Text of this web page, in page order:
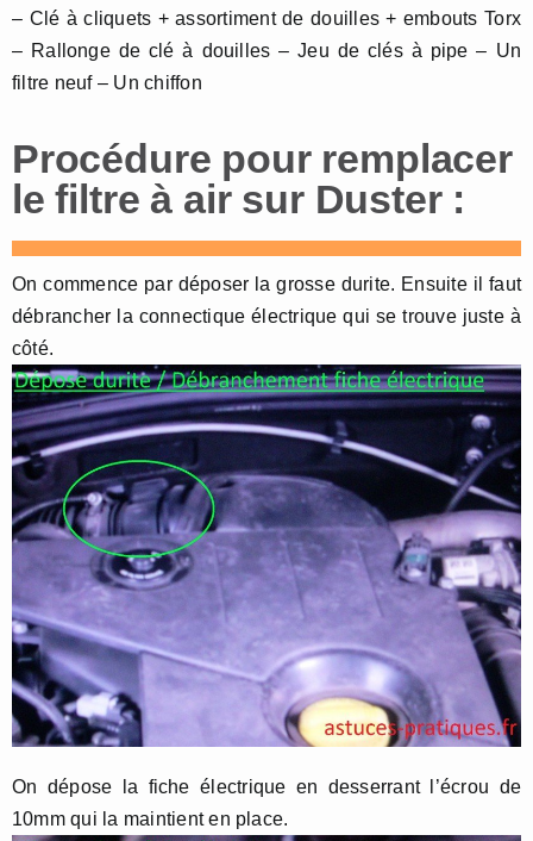
– Clé à cliquets + assortiment de douilles + embouts Torx
– Rallonge de clé à douilles – Jeu de clés à pipe – Un
filtre neuf – Un chiffon
Procédure pour remplacer
le filtre à air sur Duster :
On commence par déposer la grosse durite. Ensuite il faut
débrancher la connectique électrique qui se trouve juste à
côté.
On dépose la fiche électrique en desserrant l’écrou de
10mm qui la maintient en place.